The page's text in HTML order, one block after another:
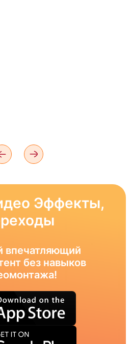
Эффекты,
впечатляющий
без навыков